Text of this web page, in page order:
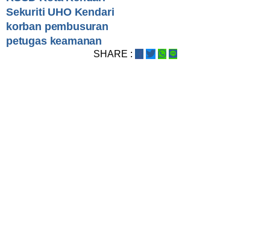
Sekuriti UHO Kendari
korban pembusuran
petugas keamanan
SHARE :